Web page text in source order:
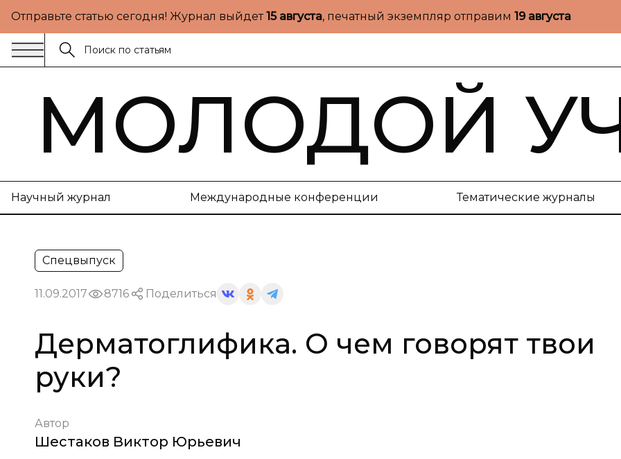
Отправьте статью сегодня! Журнал выйдет15 августа, печатный экземпляр отправим 19 августа
МОЛОДОЙ
Научный журнал Международные конференции Тематические журналы
Спецвыпуск
11.09.2017 8716 Поделиться
Дерматоглифика. О чем говорят твои
руки?
Автор
Шестаков Виктор Юрьевич